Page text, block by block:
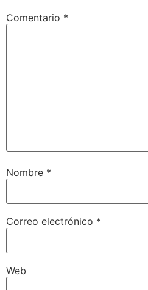
Comentario *
Nombre *
Correo electrónico *
Web